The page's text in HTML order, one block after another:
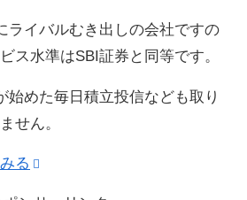
ライバルむき出しの会社ですの
ス水準はSBI証券と同等です。
始めた毎日積立投信なども取り
せん。
る